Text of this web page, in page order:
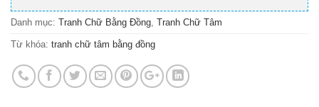
Danh mục: Tranh Chữ Bằng Đồng, Tranh Chữ Tâm
Từ khóa: tranh chữ tâm bằng đồng